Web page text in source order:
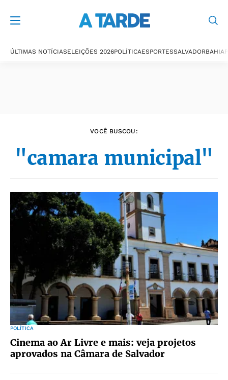
ÚLTIMAS NOTÍCIASELEIÇÕES 2026POLÍTICAESPORTESSALVADORBAHIA
VOCÊ BUSCOU:
"camara municipal"
POLÍTICA
Cinema ao Ar Livre e mais: veja projetos
aprovados na Câmara de Salvador